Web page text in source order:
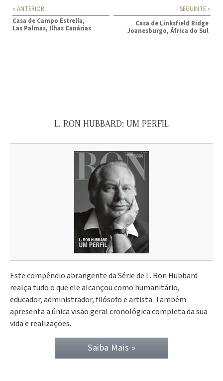
« ANTERIOR
Casa de Campo Estrella,
Las Palmas, Ilhas Canárias
SEGUINTE »
Casa de Linksfield Ridge
Joanesburgo, África do Sul
L. RON HUBBARD: UM PERFIL
Este compêndio abrangente da Série de L. Ron Hubbard
realça tudo o que ele alcançou como humanitário,
educador, administrador, filósofo e artista. Também
apresenta a única visão geral cronológica completa da sua
vida e realizações.
Saiba Mais »